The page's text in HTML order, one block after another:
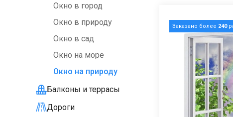
Окно в город
Окно в природу
Окно в сад
Окно на море
Окно на природу
Балконы и террасы
Дороги
Заказано более 240